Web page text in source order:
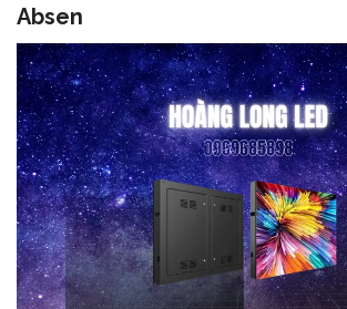
Absen